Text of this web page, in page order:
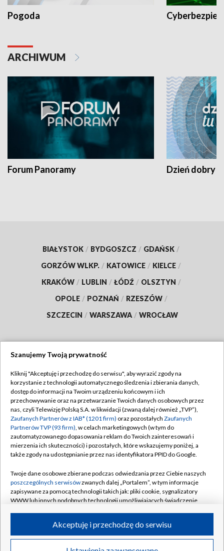
Pogoda
ARCHIWUM
Forum Panoramy Dzień dobry
BIAŁYSTOK / BYDGOSZCZ / GDAŃSK /
GORZÓW WLKP. / KATOWICE / KIELCE /
KRAKÓW / LUBLIN / ŁÓDŹ / OLSZTYN /
OPOLE / POZNAŃ / RZESZÓW /
SZCZECIN / WARSZAWA / WROCŁAW
TVP
Abonament TVP
Emisja w TVP
Centrum informacji TVP
Naziemna Telewizja Cyfrowa
Rada Programowa
System NOS
Informacje o nadawcy
Program dla prasy
Regulamin TVP
Polityka prywatności
Moje zgody
Pomoc
Kontakt
Kanały
©2026 Telewizja Polska S.A. w likwidacji
Szanujemy Twoją prywatność
Kliknij "Akceptuję i przechodzę do serwisu", aby wyrazić zgody na
korzystanie z technologii automatycznego śledzenia i zbierania danych,
dostęp do informacji na Twoim urządzeniu końcowym i ich
przechowywanie oraz na przetwarzanie Twoich danych osobowych przez
nas, czyli Telewizję Polską S.A. w likwidacji (zwaną dalej również „TVP”),
Zaufanych Partnerów z IAB* (1201 firm) oraz pozostałych Zaufanych
Partnerów TVP (93 firm), w celach marketingowych (w tym do
zautomatyzowanego dopasowania reklam do Twoich zainteresowań i
mierzenia ich skuteczności) i pozostałych, które wskazujemy poniżej, a
także zgody na udostępnianie przez nas identyfikatora PPID do Google.
Twoje dane osobowe zbierane podczas odwiedzania przez Ciebie naszych
poszczególnych serwisówzwanych dalej „Portalem”, w tym informacje
zapisywane za pomocą technologii takich jak: pliki cookie, sygnalizatory
WWW lub innych podobnych technologii umożliwiających świadczenie
ruchu w Internecie.
Twoje dane osobowe zbierane podczas odwiedzania przez Ciebie
Akceptuję i przechodzę do serwisu